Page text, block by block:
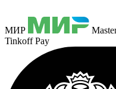
МИР
Tinkoff Pay